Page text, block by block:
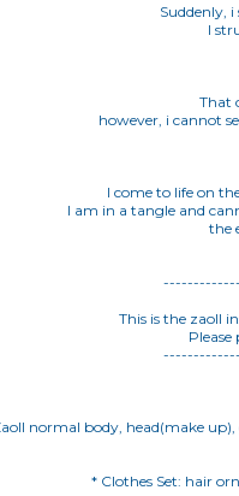
Suddenly,
I
That
however, i cannot
I come to life on
I am in a tangle and
the
This is the zaoll
normal body, head(make